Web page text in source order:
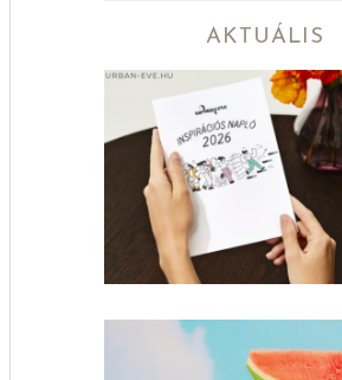
AKTUÁLIS